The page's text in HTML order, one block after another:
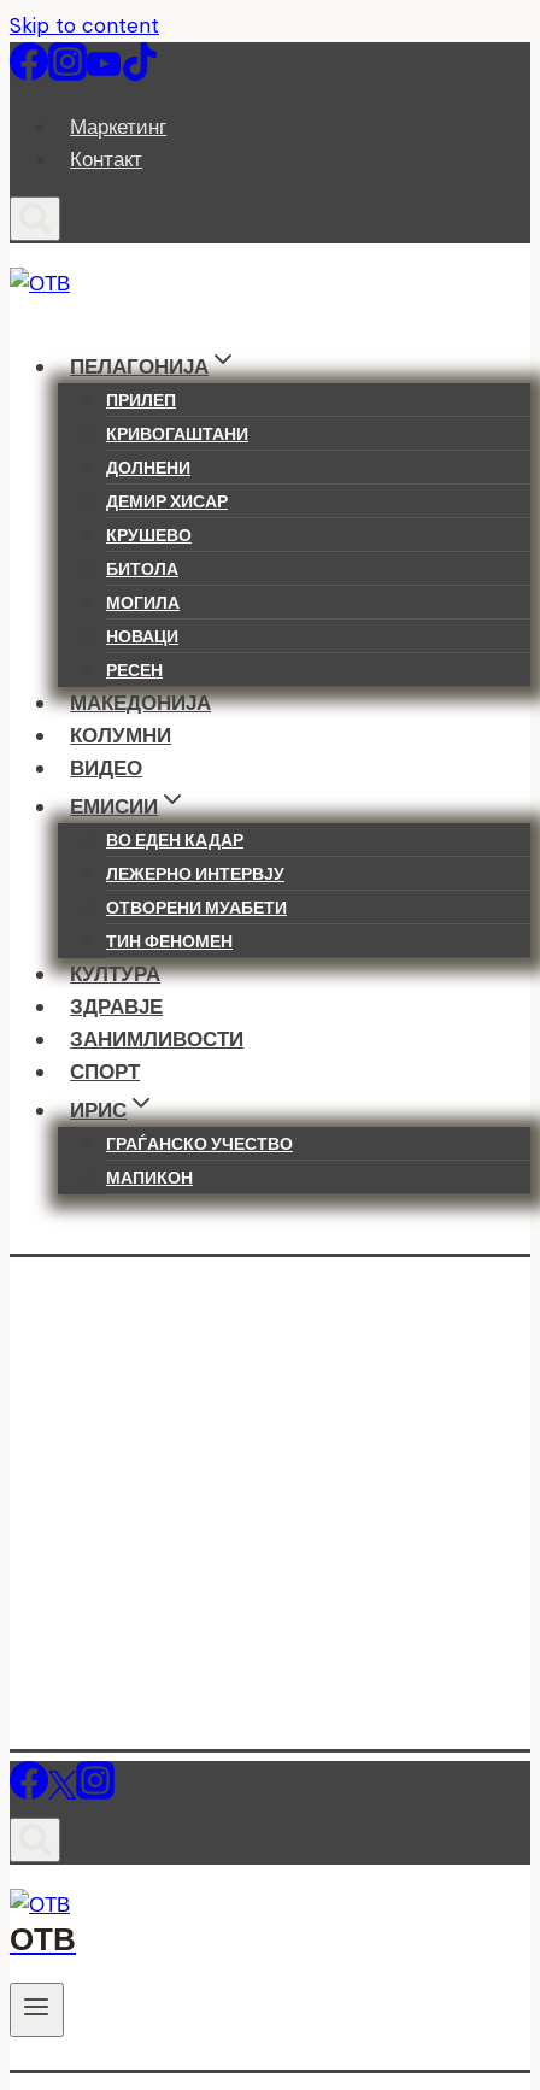
Skip to content
Маркетинг
Контакт
ПЕЛАГОНИЈА
ПРИЛЕП
КРИВОГАШТАНИ
ДОЛНЕНИ
ДЕМИР ХИСАР
КРУШЕВО
БИТОЛА
МОГИЛА
НОВАЦИ
РЕСЕН
МАКЕДОНИЈА
КОЛУМНИ
ВИДЕО
ЕМИСИИ
ВО ЕДЕН КАДАР
ЛЕЖЕРНО ИНТЕРВЈУ
ОТВОРЕНИ МУАБЕТИ
ТИН ФЕНОМЕН
КУЛТУРА
ЗДРАВЈЕ
ЗАНИМЛИВОСТИ
СПОРТ
ИРИС
ГРАЃАНСКО УЧЕСТВО
МАПИКОН
ОТВ